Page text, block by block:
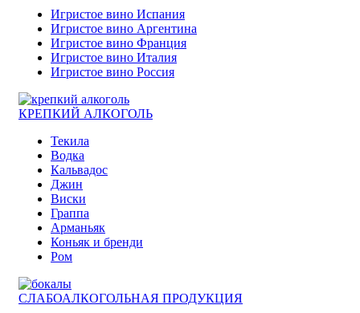
Игристое вино Испания
Игристое вино Аргентина
Игристое вино Франция
Игристое вино Италия
Игристое вино Россия
КРЕПКИЙ АЛКОГОЛЬ
Текила
Водка
Кальвадос
Джин
Виски
Граппа
Арманьяк
Коньяк и бренди
Ром
СЛАБОАЛКОГОЛЬНАЯ ПРОДУКЦИЯ